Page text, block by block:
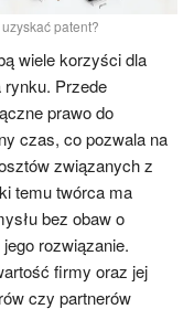
patent?
wiele korzyści dla
rynku. Przede
prawo do
czas, co pozwala na
związanych z
temu twórca ma
bez obaw o
rozwiązanie.
firmy oraz jej
czy partnerów